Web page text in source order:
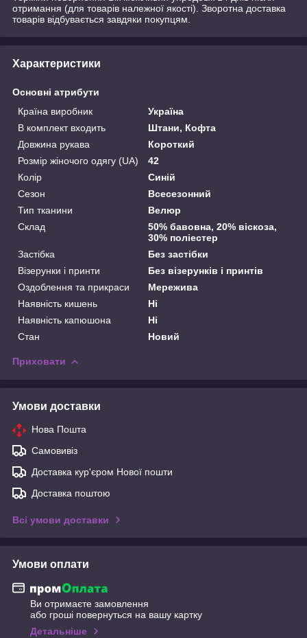
отримання (для товарів належної якості). Зворотна доставка
товарів відбувається завдяки покупцям.
Характеристики
Основні атрибути
Країна виробник
Україна
В комплект входить
Штани, Кофта
Довжина рукава
Короткий
Розмір жіночого одягу (UA)
42
Колір
Синій
Сезон
Всесезонний
Тип тканини
Велюр
Склад
50% бавовна, 20% віскоза,
30% поліестер
Застібка
Без застібки
Візерунки і принти
Без візерунків і принтів
Оздоблення та прикраси
Мережива
Наявність кишень
Ні
Наявність капюшона
Ні
Стан
Новий
Приховати
Умови доставки
Нова Пошта
Самовивіз
Доставка кур'єром Нової пошти
Доставка поштою
Всі умови доставки
Умови оплати
Ви отримаєте замовлення
або гроші повернуться на вашу картку
Детальніше